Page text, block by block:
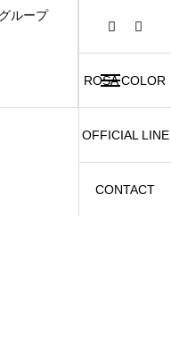
ROSA COLOR
OFFICIAL LINE
CONTACT